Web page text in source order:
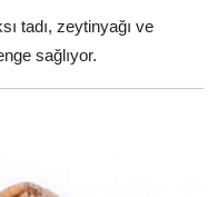
tadı, zeytinyağı ve
sağlıyor.